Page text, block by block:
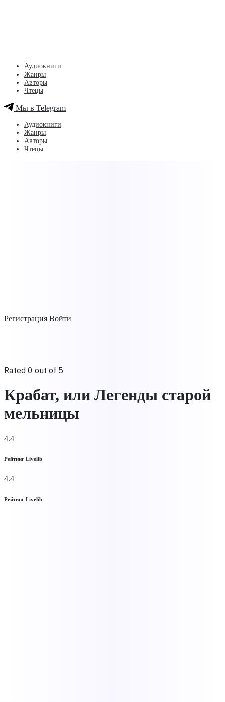
Регистрация Войти
Аудиокниги
Жанры
Авторы
Чтецы
Мы в Telegram
Аудиокниги
Жанры
Авторы
Чтецы
Rated 0 out of 5
Крабат, или Легенды старой
мельницы
4.4
Рейтинг Livelib
4.4
Рейтинг Livelib